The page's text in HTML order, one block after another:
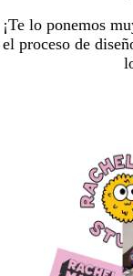
¡Te lo ponemos
el proceso de